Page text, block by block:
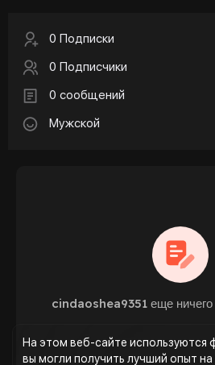
На этом веб-сайте используются
вы могли получить лучший опыт
0 Подписки
0 Подписчики
0 сообщений
Мужской
cindaoshea9351 еще ничего